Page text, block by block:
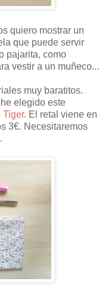
quiero mostrar un
que puede servir
pajarita, como
vestir a un muñeco...
muy baratitos.
elegido este
Tiger. El retal viene en
3€. Necesitaremos